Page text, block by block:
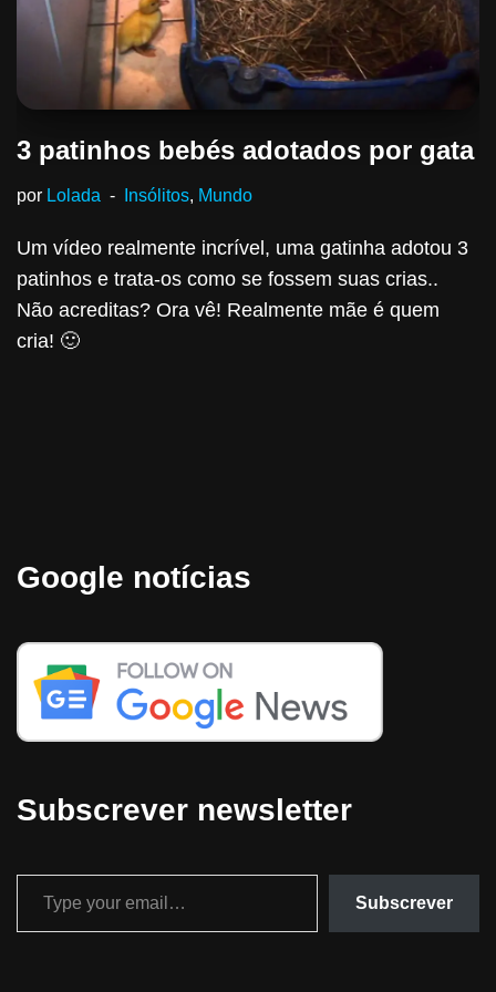
3 patinhos bebés adotados por gata
por Lolada Insólitos, Mundo
Um vídeo realmente incrível, uma gatinha adotou 3
patinhos e trata-os como se fossem suas crias..
Não acreditas? Ora vê! Realmente mãe é quem
cria! 🙂
Google notícias
Subscrever newsletter
Subscrever